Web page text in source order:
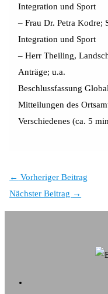
Integration und Sport
– Frau Dr. Petra Kodre;
Integration und Sport
– Herr Theiling,
Anträge; u.a.
Beschlussfassung
Mitteilungen des
Verschiedenes (ca. 5
← Vorheriger Beitrag
Nächster Beitrag →